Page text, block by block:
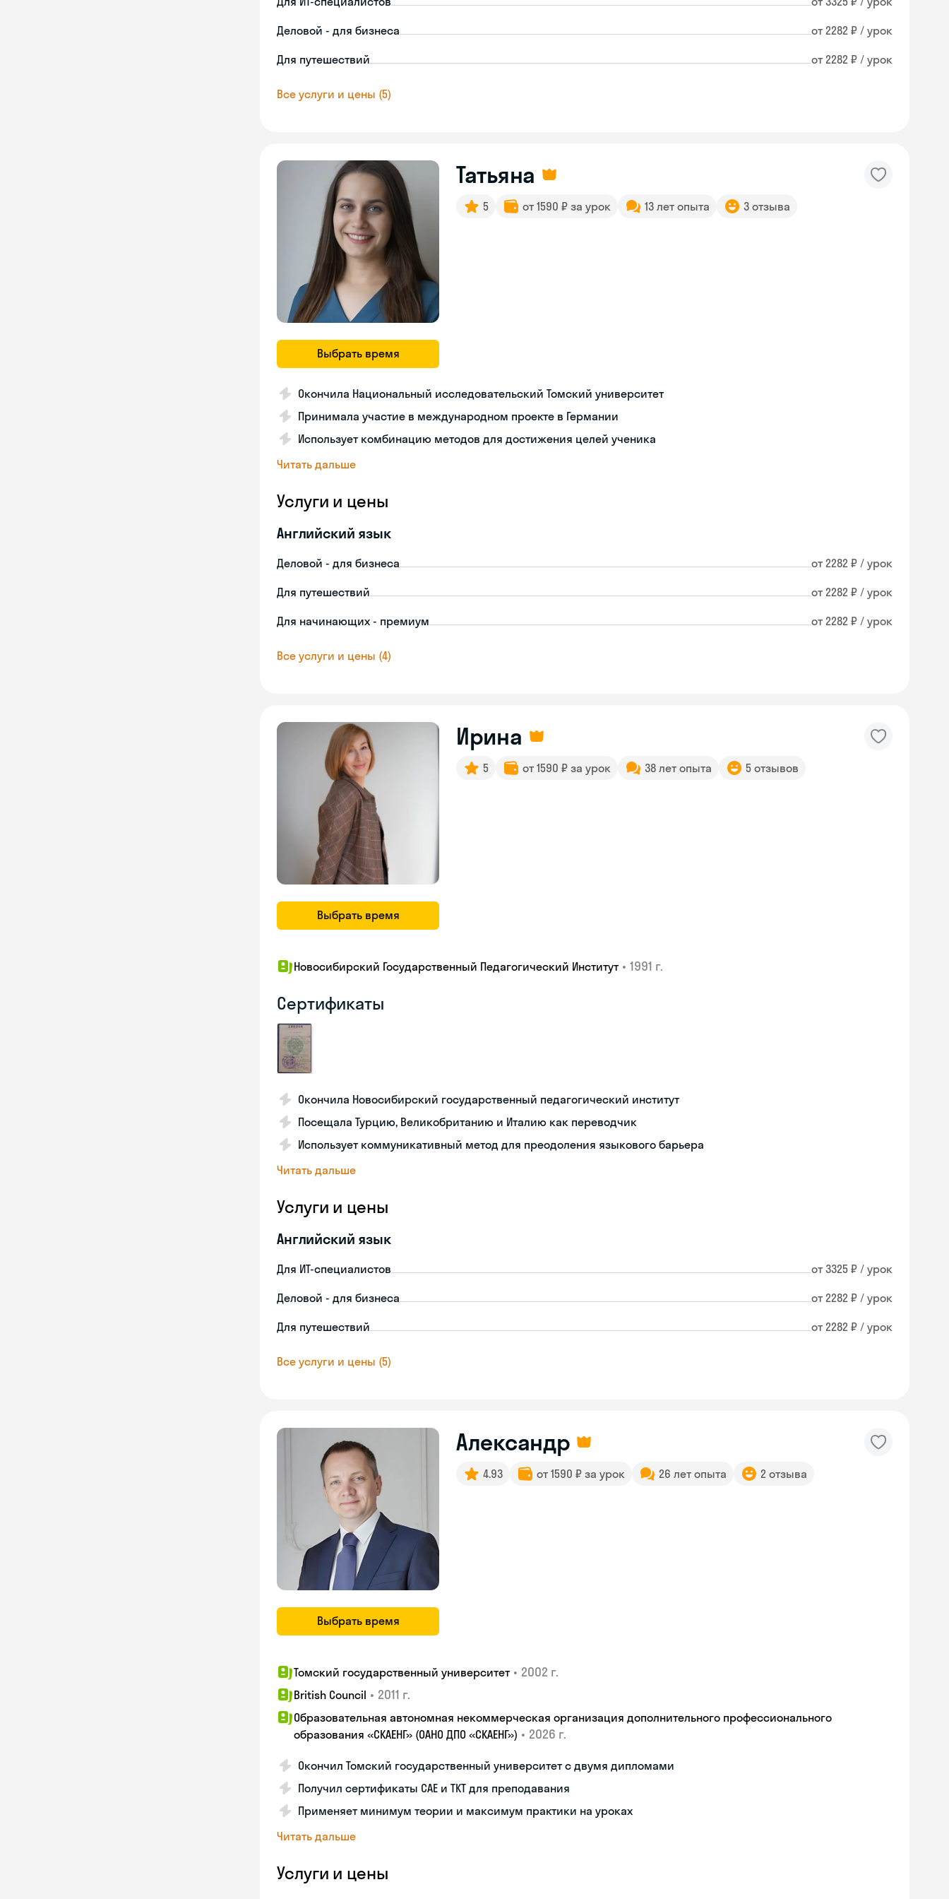
Деловой - для бизнеса от 2282 ₽ / урок
Для путешествий от 2282 ₽ / урок
Все услуги и цены (5)
Выбрать время
Татьяна
5 от 1590 ₽ за урок 13 лет опыта 3 отзыва
Окончила Национальный исследовательский Томский университет
Принимала участие в международном проекте в Германии
Использует комбинацию методов для достижения целей ученика
Читать дальше
Услуги и цены
Английский язык
Деловой - для бизнеса от 2282 ₽ / урок
Для путешествий от 2282 ₽ / урок
Для начинающих - премиум от 2282 ₽ / урок
Все услуги и цены (4)
Выбрать время
Ирина
5 от 1590 ₽ за урок 38 лет опыта 5 отзывов
Новосибирский Государственный Педагогический Институт • 1991 г.
Сертификаты
Окончила Новосибирский государственный педагогический институт
Посещала Турцию, Великобританию и Италию как переводчик
Использует коммуникативный метод для преодоления языкового барьера
Читать дальше
Услуги и цены
Английский язык
Для ИТ-специалистов от 3325 ₽ / урок
Деловой - для бизнеса от 2282 ₽ / урок
Для путешествий от 2282 ₽ / урок
Все услуги и цены (5)
Выбрать время
Александр
4.93 от 1590 ₽ за урок 26 лет опыта 2 отзыва
Томский государственный университет • 2002 г.
British Council • 2011 г.
Образовательная автономная некоммерческая организация дополнительного профессионального
образования «СКАЕНГ» (ОАНО ДПО «СКАЕНГ») • 2026 г.
Окончил Томский государственный университет с двумя дипломами
Получил сертификаты CAE и TKT для преподавания
Применяет минимум теории и максимум практики на уроках
Читать дальше
Услуги и цены